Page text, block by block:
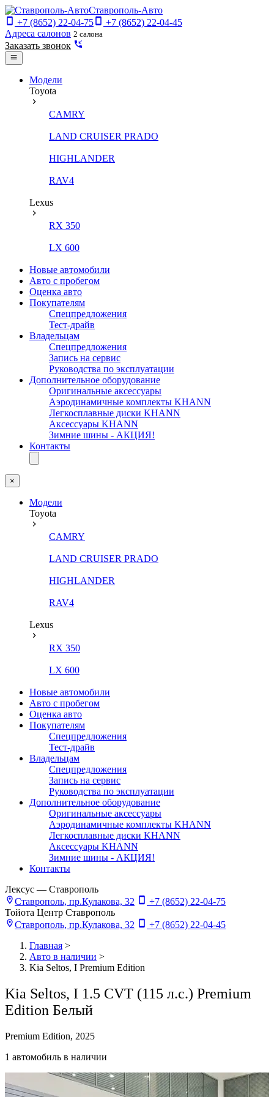
Ставрополь-Авто
+7 (8652) 22-04-75
+7 (8652) 22-04-45
Адреса салонов 2 салона
Заказать звонок
Модели
Toyota
CAMRY
LAND CRUISER PRADO
HIGHLANDER
RAV4
Lexus
RX 350
LX 600
Новые автомобили
Авто с пробегом
Оценка авто
Покупателям
Спецпредложения
Тест-драйв
Владельцам
Спецпредложения
Запись на сервис
Руководства по эксплуатации
Дополнительное оборудование
Оригинальные аксессуары
Аэродинамичные комплекты KHANN
Легкосплавные диски KHANN
Аксессуары KHANN
Зимние шины - АКЦИЯ!
Контакты
×
Модели
Toyota
CAMRY
LAND CRUISER PRADO
HIGHLANDER
RAV4
Lexus
RX 350
LX 600
Новые автомобили
Авто с пробегом
Оценка авто
Покупателям
Спецпредложения
Тест-драйв
Владельцам
Спецпредложения
Запись на сервис
Руководства по эксплуатации
Дополнительное оборудование
Оригинальные аксессуары
Аэродинамичные комплекты KHANN
Легкосплавные диски KHANN
Аксессуары KHANN
Зимние шины - АКЦИЯ!
Контакты
Лексус — Ставрополь
Ставрополь, пр.Кулакова, 32
+7 (8652) 22-04-75
Тойота Центр Ставрополь
Ставрополь, пр.Кулакова, 32
+7 (8652) 22-04-45
Главная >
Авто в наличии >
Kia Seltos, I Premium Edition
Kia Seltos, I 1.5 CVT (115 л.с.) Premium
Edition Белый
Premium Edition, 2025
1 автомобиль в наличии